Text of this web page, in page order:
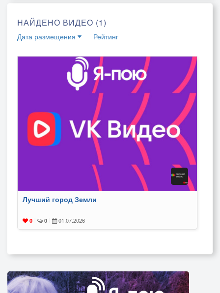
НАЙДЕНО ВИДЕО (1)
Дата размещения Рейтинг
Лучший город Земли
0 0 01.07.2026